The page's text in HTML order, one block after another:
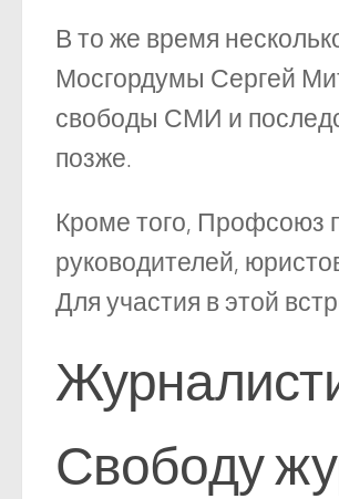
В то же время
Мосгордумы Сергей
свободы СМИ и
позже.
Кроме того, Профсоюз
руководителей,
Для участия в этой
Свободу